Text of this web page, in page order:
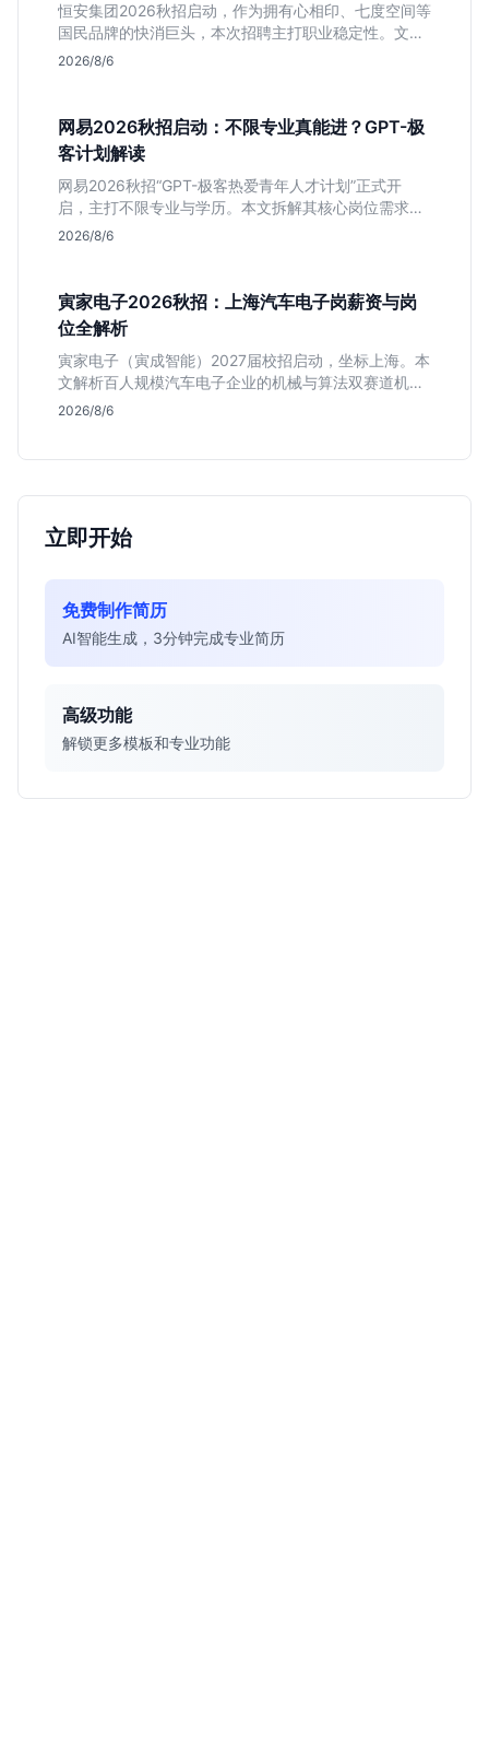
恒安集团2026秋招启动，作为拥有心相印、七度空间等
国民品牌的快消巨头，本次招聘主打职业稳定性。文章
深度解析管培生项目，明确文商科主攻品牌营销、理工
2026/8/6
网易2026秋招启动：不限专业真能进？GPT-极
客计划解读
网易2026秋招“GPT-极客热爱青年人才计划”正式开
启，主打不限专业与学历。本文拆解其核心岗位需求
（技术研发、游戏策划、算法），分析非科班同学的投
2026/8/6
寅家电子2026秋招：上海汽车电子岗薪资与岗
位全解析
寅家电子（寅成智能）2027届校招启动，坐标上海。本
文解析百人规模汽车电子企业的机械与算法双赛道机
会，分析薪资面议背后的含金量及应届生成长路径，助
2026/8/6
立即开始
免费制作简历
AI智能生成，3分钟完成专业简历
高级功能
解锁更多模板和专业功能